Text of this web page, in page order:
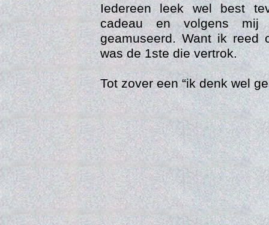
Iedereen leek wel best
cadeau en volgens
geamuseerd. Want ik
was de 1ste die vertrok.
Tot zover een “ik denk wel